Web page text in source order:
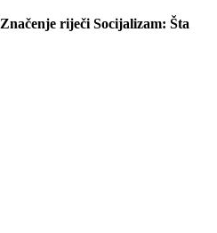
Značenje riječi Socijalizam: Šta